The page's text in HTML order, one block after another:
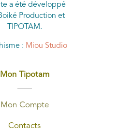
a été développé
Production et
TIPOTAM.
: Miou Studio
Mon Tipotam
Mon Compte
Contacts